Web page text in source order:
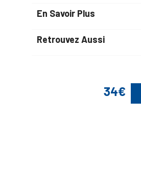
34€
En Savoir Plus
Retrouvez Aussi
Suivez-Nous